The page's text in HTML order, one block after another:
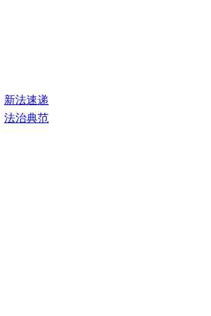
新法速递
法治典范